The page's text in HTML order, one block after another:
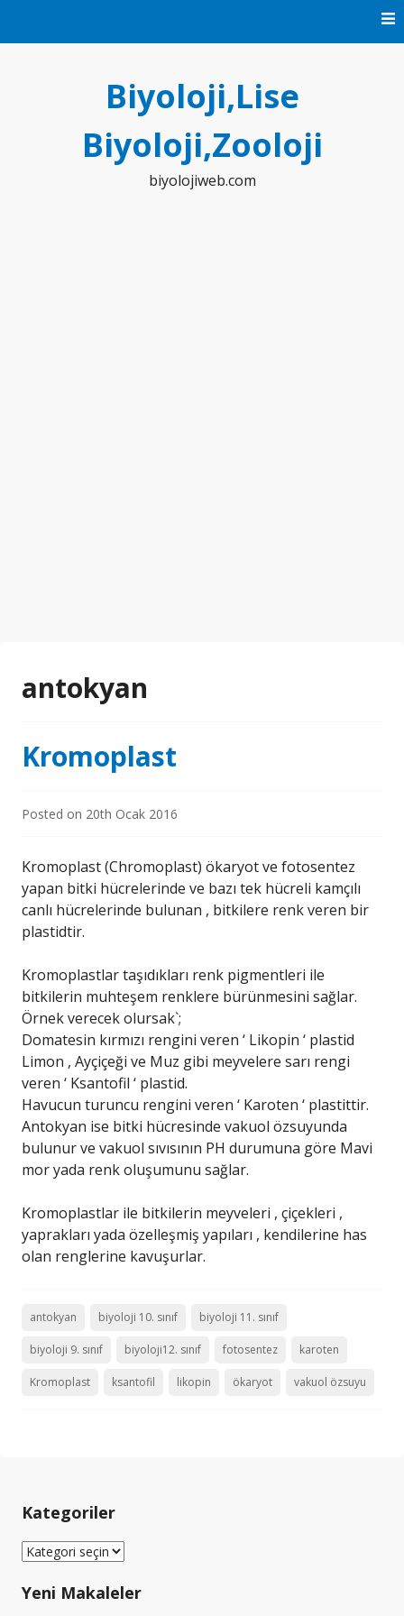
Biyoloji,Lise
Biyoloji,Zooloji
biyolojiweb.com
antokyan
Kromoplast
Posted on 20th Ocak 2016
Kromoplast (Chromoplast) ökaryot ve fotosentez
yapan bitki hücrelerinde ve bazı tek hücreli kamçılı
canlı hücrelerinde bulunan , bitkilere renk veren bir
plastidtir.
Kromoplastlar taşıdıkları renk pigmentleri ile
bitkilerin muhteşem renklere bürünmesini sağlar.
Örnek verecek olursak`;
Domatesin kırmızı rengini veren ‘ Likopin ‘ plastid
Limon , Ayçiçeği ve Muz gibi meyvelere sarı rengi
veren ‘ Ksantofil ‘ plastid.
Havucun turuncu rengini veren ‘ Karoten ‘ plastittir.
Antokyan ise bitki hücresinde vakuol özsuyunda
bulunur ve vakuol sıvısının PH durumuna göre Mavi
mor yada renk oluşumunu sağlar.
Kromoplastlar ile bitkilerin meyveleri , çiçekleri ,
yaprakları yada özelleşmiş yapıları , kendilerine has
olan renglerine kavuşurlar.
antokyan biyoloji 10. sınıf biyoloji 11. sınıf
biyoloji 9. sınıf biyoloji12. sınıf fotosentez karoten
Kromoplast ksantofil likopin ökaryot vakuol özsuyu
Kategoriler
Kategoriler
Yeni Makaleler